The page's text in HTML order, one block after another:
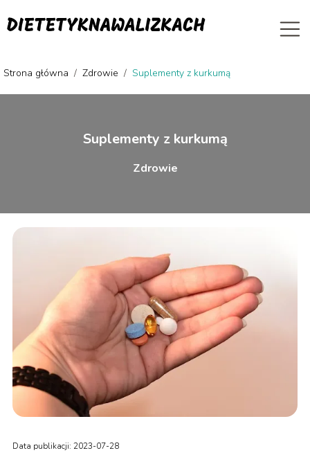
Strona główna / Zdrowie / Suplementy z kurkumą
Suplementy z kurkumą
Zdrowie
Data publikacji: 2023-07-28